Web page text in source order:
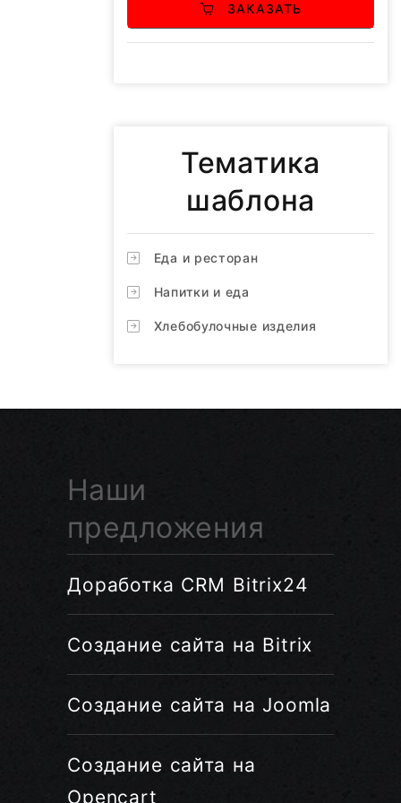
ЗАКАЗАТЬ
Тематика
шаблона
Еда и ресторан
Напитки и еда
Хлебобулочные изделия
Наши
предложения
Доработка CRM Bitrix24
Создание сайта на Bitrix
Создание сайта на Joomla
Создание сайта на
Opencart